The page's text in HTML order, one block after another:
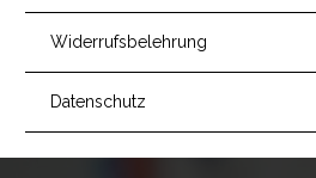
Widerrufsbelehrung
Datenschutz